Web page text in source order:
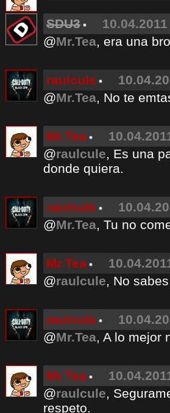
SDU3
@Mr.Tea, era una
raulcule
@Mr.Tea, No te
Mr.Tea
@raulcule, Es una
donde quiera.
raulcule
@Mr.Tea, Tu no
Mr.Tea
@raulcule, No
raulcule
@Mr.Tea, A lo mejor
Mr.Tea
@raulcule,
respeto.